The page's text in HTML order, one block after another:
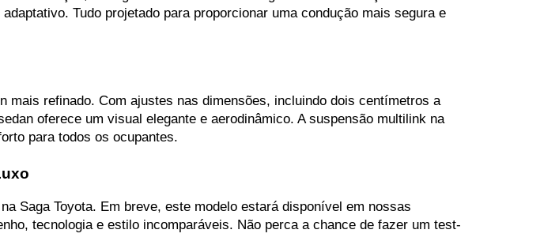
Tudo projetado para proporcionar uma condução mais segura e
refinado. Com ajustes nas dimensões, incluindo dois centímetros a
oferece um visual elegante e aerodinâmico. A suspensão multilink na
para todos os ocupantes.
Saga Toyota. Em breve, este modelo estará disponível em nossas
tecnologia e estilo incomparáveis. Não perca a chance de fazer um test-